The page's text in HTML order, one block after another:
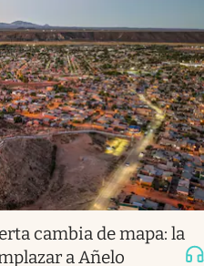
cambia de mapa: la
a Añelo